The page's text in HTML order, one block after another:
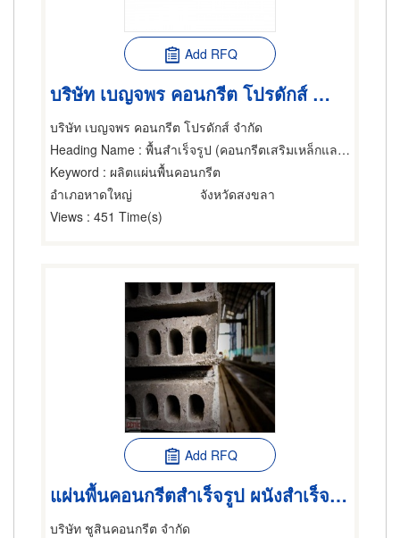
Add RFQ
บริษัท เบญจพร คอนกรีต โปรดักส์ จำกัด
บริษัท เบญจพร คอนกรีต โปรดักส์ จำกัด
Heading Name : พื้นสำเร็จรูป (คอนกรีตเสริมเหล็กและอัดแรง)
Keyword : ผลิตแผ่นพื้นคอนกรีต
อำเภอหาดใหญ่
จังหวัดสงขลา
Views : 451 Time(s)
Add RFQ
แผ่นพื้นคอนกรีตสำเร็จรูป ผนังสำเร็จรูป ผลิตภัณฑ์คอนกรีต
บริษัท ชูสินคอนกรีต จำกัด